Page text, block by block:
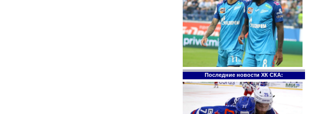
Последние новости ХК СКА: